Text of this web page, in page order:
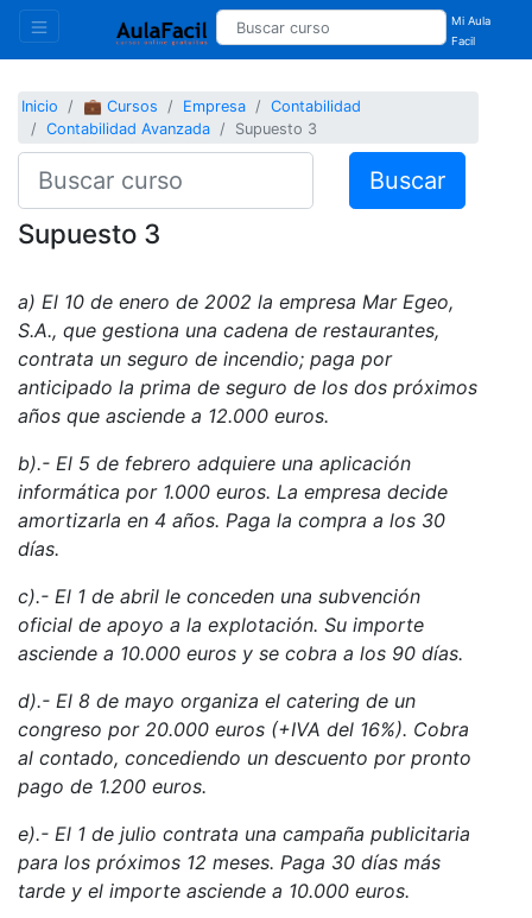
Mi Aula
Facil
Inicio 💼 Cursos Empresa
Contabilidad
Contabilidad Avanzada
Supuesto 3
Buscar
Supuesto 3
a) El 10 de enero de 2002 la empresa Mar Egeo,
S.A., que gestiona una cadena de restaurantes,
contrata un seguro de incendio; paga por
anticipado la prima de seguro de los dos próximos
años que asciende a 12.000 euros.
b).- El 5 de febrero adquiere una aplicación
informática por 1.000 euros. La empresa decide
amortizarla en 4 años. Paga la compra a los 30
días.
c).- El 1 de abril le conceden una subvención
oficial de apoyo a la explotación. Su importe
asciende a 10.000 euros y se cobra a los 90 días.
d).- El 8 de mayo organiza el catering de un
congreso por 20.000 euros (+IVA del 16%). Cobra
al contado, concediendo un descuento por pronto
pago de 1.200 euros.
e).- El 1 de julio contrata una campaña publicitaria
para los próximos 12 meses. Paga 30 días más
tarde y el importe asciende a 10.000 euros.